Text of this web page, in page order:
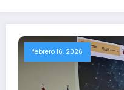
febrero 16, 2026